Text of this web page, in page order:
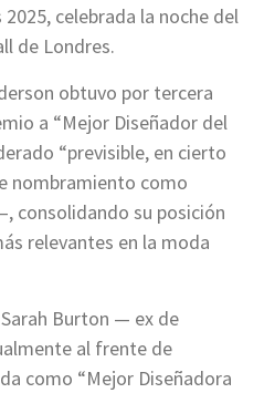
celebrada la noche del
de Londres.
obtuvo por tercera
a “Mejor Diseñador del
“previsible, en cierto
nombramiento como
consolidando su posición
relevantes en la moda
Burton — ex de
al frente de
como “Mejor Diseñadora